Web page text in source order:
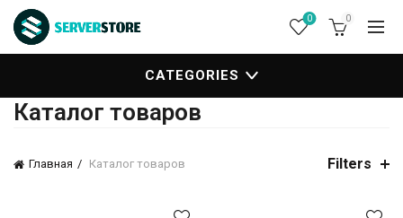
0 0
CATEGORIES
Каталог товаров
Главная Каталог товаров Filters